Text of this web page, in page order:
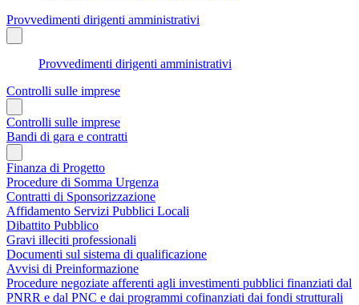
Provvedimenti dirigenti amministrativi
Provvedimenti dirigenti amministrativi
Controlli sulle imprese
Controlli sulle imprese
Bandi di gara e contratti
Finanza di Progetto
Procedure di Somma Urgenza
Contratti di Sponsorizzazione
Affidamento Servizi Pubblici Locali
Dibattito Pubblico
Gravi illeciti professionali
Documenti sul sistema di qualificazione
Avvisi di Preinformazione
Procedure negoziate afferenti agli investimenti pubblici finanziati dal
PNRR e dal PNC e dai programmi cofinanziati dai fondi strutturali